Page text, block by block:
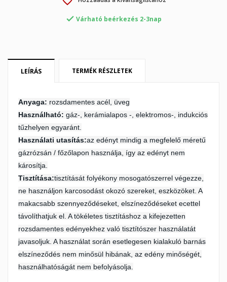
 Várható beérkezés 2-3nap
LEÍRÁS TERMÉK RÉSZLETEK
Anyaga: rozsdamentes acél, üveg
Használható: gáz-, kerámialapos -, elektromos-, indukciós
tűzhelyen egyaránt.
Használati utasítás:az edényt mindig a megfelelő méretű
gázrózsán / főzőlapon használja, így az edényt nem
károsítja.
Tisztítása:tisztítását folyékony mosogatószerrel végezze,
ne használjon karcosodást okozó szereket, eszközöket. A
makacsabb szennyeződéseket, elszíneződéseket ecettel
távolíthatjuk el. A tökéletes tisztításhoz a kifejezetten
rozsdamentes edényekhez való tisztítószer használatát
javasoljuk. A használat során esetlegesen kialakuló barnás
elszíneződés nem minősül hibának, az edény minőségét,
használhatóságát nem befolyásolja.
My wishlists
Kívánságlista létrehozása
Mégsem Kívánságlista létrehozása
Mégsem